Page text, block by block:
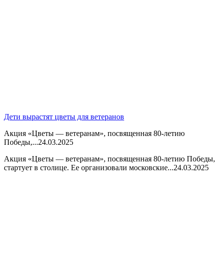
Дети вырастят цветы для ветеранов
Акция «Цветы — ветеранам», посвященная 80-летию
Победы,...24.03.2025
Акция «Цветы — ветеранам», посвященная 80-летию Победы,
стартует в столице. Ее организовали московские...24.03.2025